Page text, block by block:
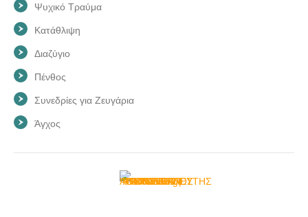
Ψυχικό Τραύμα
Κατάθλιψη
Διαζύγιο
Πένθος
Συνεδρίες για Ζευγάρια
Άγχος